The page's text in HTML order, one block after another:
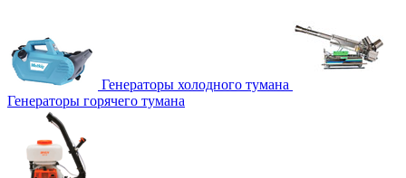
Генераторы холодного тумана
Генераторы горячего тумана